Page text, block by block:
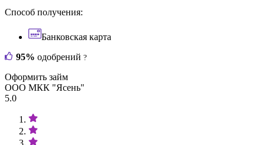
Способ получения:
Банковская карта
95% одобрений ?
Оформить займ
ООО МКК "Ясень"
5.0